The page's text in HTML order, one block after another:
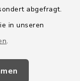
abgefragt.
in unseren
.